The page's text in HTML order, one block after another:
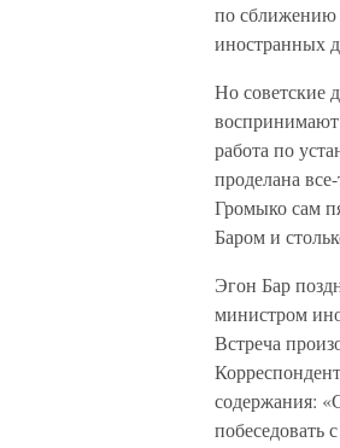
по сближению
иностранных
Но советские
работа по
проделана
Громыко сам
Баром и
Эгон Бар
министром
Встреча
содержания:
побеседовать